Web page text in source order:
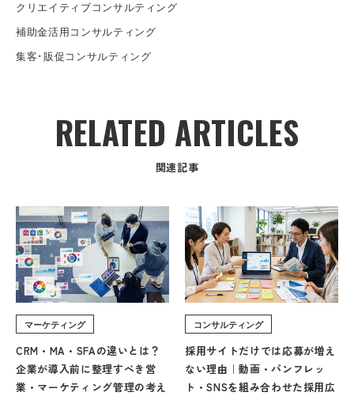
クリエイティブコンサルティング
補助金活用コンサルティング
集客･販促コンサルティング
RELATED ARTICLES
関連記事
マーケティング
CRM・MA・SFAの違いとは？
企業が導入前に整理すべき営
業・マーケティング管理の考え
コンサルティング
採用サイトだけでは応募が増え
ない理由｜動画・パンフレッ
ト・SNSを組み合わせた採用広